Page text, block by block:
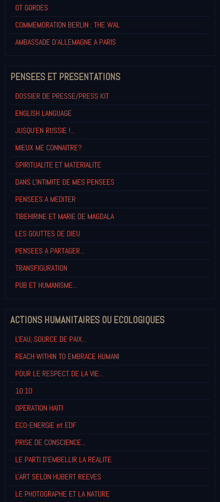
OT GORDES
COMMEMORATION BERLIN : THE WAL
AMBASSADE D'ALLEMAGNE A PARIS
PENSEES ET PRESENTATIONS
DOSSIER DE PRESSE/PRESS KIT
ENGLISH LANGUAGE
JUSQU'EN RUSSIE !...
MIEUX ME CONNAITRE?
SPIRITUALITE ET MATERIALITE
DANS L'INTIMITE DE MES PENSEES
PENSEES A MEDITER
TIBEHIRINE ET MARIE DE MAGDALA
LES GOUTTES DE DIEU
PENSEES A PARTAGER...
TRANSFIGURATION
PUB ET HUMANISME...
ACTIONS HUMANITAIRES OU ECOLOGIQUES
L'EAU, SOURCE DE PAIX...
REACH WITHIN TO EMBRACE HUMANI
POUR LE RESPECT DE LA VIE...
10:10
OPERATION HAITI
ECO-ENERGIE et EDF
PRISE DE CONSCIENCE...
LE PARTI D'EMBELLIR LA REALITE
L'ART SELON HUBERT REEVES
LE PHOTOGRAPHE ET LA NATURE